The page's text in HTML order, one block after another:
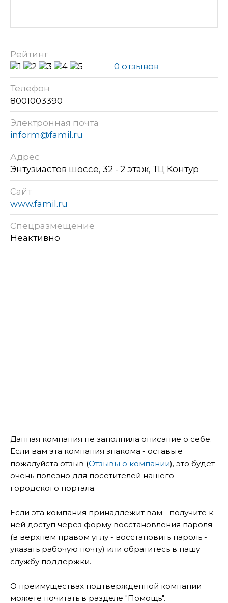
Рейтинг
0 отзывов
Телефон
8001003390
Электронная почта
inform@famil.ru
Адрес
Энтузиастов шоссе, 32 - 2 этаж, ТЦ Контур
Сайт
www.famil.ru
Спецразмещение
Неактивно
Данная компания не заполнила описание о себе.
Если вам эта компания знакома - оставьте
пожалуйста отзыв (Отзывы о компании), это будет
очень полезно для посетителей нашего
городского портала.
Если эта компания принадлежит вам - получите к
ней доступ через форму восстановления пароля
(в верхнем правом углу - восстановить пароль -
указать рабочую почту) или обратитесь в нашу
службу поддержки.
О преимуществах подтвержденной компании
можете почитать в разделе "Помощь".